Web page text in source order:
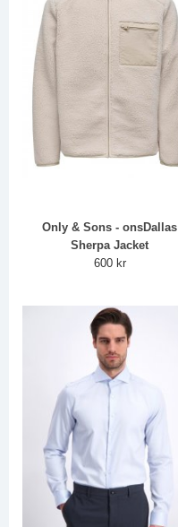
Only & Sons - onsDallas
Sherpa Jacket
600 kr